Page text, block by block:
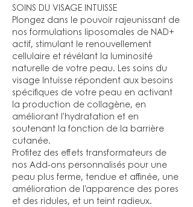
SOINS DU VISAGE INTUISSE
Plongez dans le pouvoir rajeunissant de
nos formulations liposomales de NAD+
actif, stimulant le renouvellement
cellulaire et révélant la luminosité
naturelle de votre peau. Les soins du
visage Intuisse répondent aux besoins
spécifiques de votre peau en activant
la production de collagène, en
améliorant l’hydratation et en
soutenant la fonction de la barrière
cutanée.
Profitez des effets transformateurs de
nos Add-ons personnalisés pour une
peau plus ferme, tendue et affinée, une
amélioration de l’apparence des pores
et des ridules, et un teint radieux.